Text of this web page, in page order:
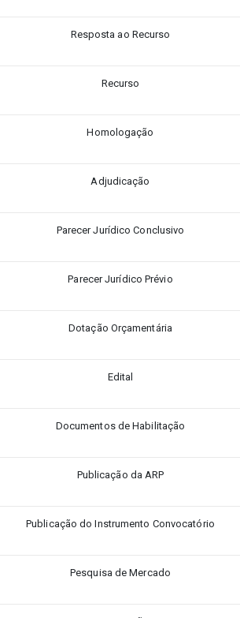
Resposta ao Recurso
Recurso
Homologação
Adjudicação
Parecer Jurídico Conclusivo
Parecer Jurídico Prévio
Dotação Orçamentária
Edital
Documentos de Habilitação
Publicação da ARP
Publicação do Instrumento Convocatório
Pesquisa de Mercado